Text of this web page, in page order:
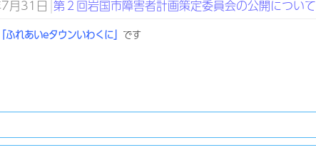
月31日 第２回岩国市障害者計画策定委員会の公開について
「ふれあいeタウンいわくに」 です